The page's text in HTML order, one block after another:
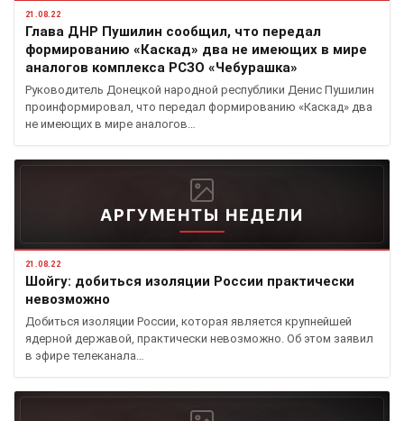
21.08.22
Глава ДНР Пушилин сообщил, что передал
формированию «Каскад» два не имеющих в мире
аналогов комплекса РСЗО «Чебурашка»
Руководитель Донецкой народной республики Денис Пушилин
проинформировал, что передал формированию «Каскад» два
не имеющих в мире аналогов…
АРГУМЕНТЫ НЕДЕЛИ
21.08.22
Шойгу: добиться изоляции России практически
невозможно
Добиться изоляции России, которая является крупнейшей
ядерной державой, практически невозможно. Об этом заявил
в эфире телеканала…